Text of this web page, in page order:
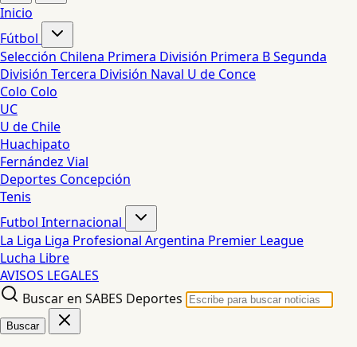
Inicio
Fútbol
Selección Chilena Primera División Primera BSegunda
División Tercera División Naval U de Conce
Colo Colo
UC
U de Chile
Huachipato
Fernández Vial
Deportes Concepción
Tenis
Futbol Internacional
La Liga Liga Profesional Argentina Premier League
Lucha Libre
AVISOS LEGALES
Buscar en SABES Deportes
Buscar